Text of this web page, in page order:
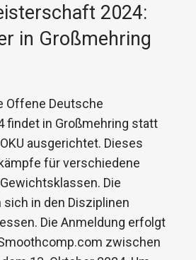
2024:
in Großmehring
Offene Deutsche
findet in Großmehring statt
ausgerichtet. Dieses
für verschiedene
Die
in den Disziplinen
Die Anmeldung erfolgt
zwischen